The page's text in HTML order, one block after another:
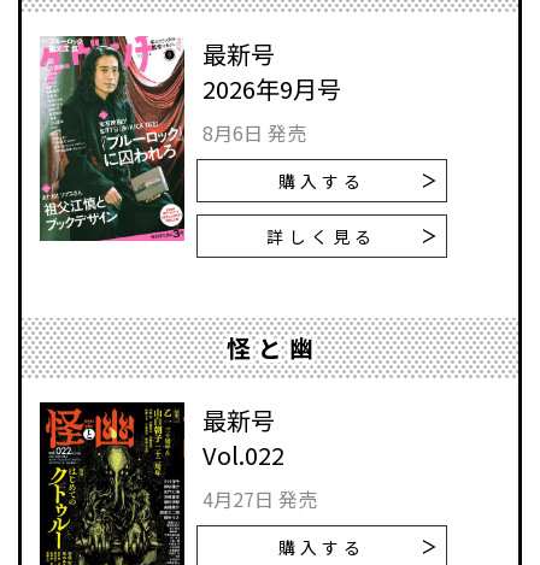
最新号
2026年9月号
8月6日 発売
購入する
詳しく見る
怪と幽
最新号
Vol.022
4月27日 発売
購入する